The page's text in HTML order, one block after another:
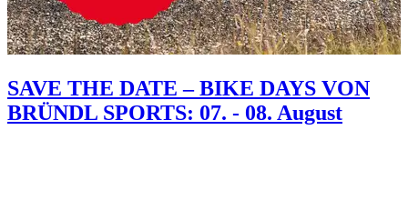
SAVE THE DATE – BIKE DAYS VON
BRÜNDL SPORTS: 07. - 08. August